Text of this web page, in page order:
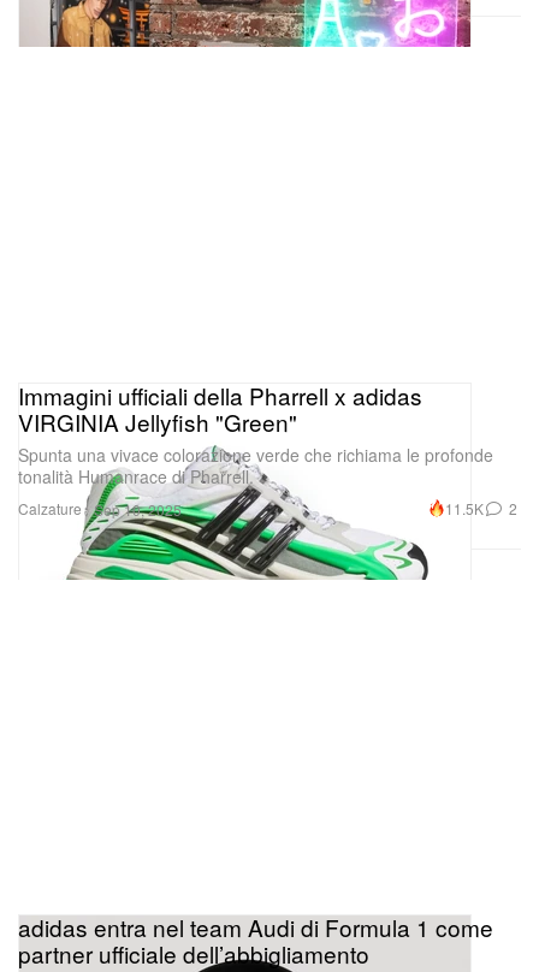
Calzature
Immagini ufficiali della Pharrell x adidas
VIRGINIA Jellyfish "Green"
Spunta una vivace colorazione verde che richiama le profonde
tonalità Humanrace di Pharrell.
Sep 10, 2025 11.5K 2
adidas entra nel team Audi di Formula 1 come
partner ufficiale dell’abbigliamento